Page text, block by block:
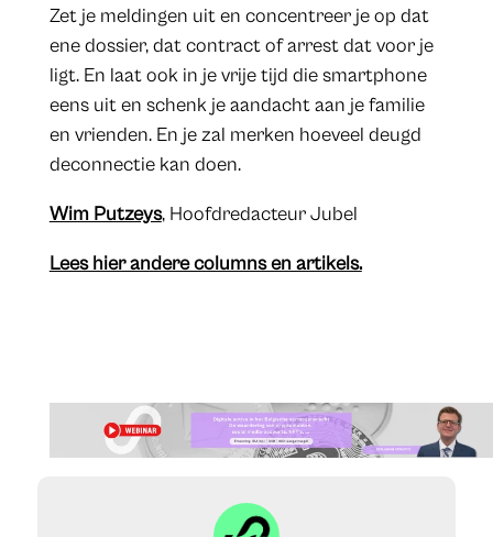
Zet je meldingen uit en concentreer je op dat
ene dossier, dat contract of arrest dat voor je
ligt. En laat ook in je vrije tijd die smartphone
eens uit en schenk je aandacht aan je familie
en vrienden. En je zal merken hoeveel deugd
deconnectie kan doen.
Wim Putzeys, Hoofdredacteur Jubel
Lees hier andere columns en artikels.